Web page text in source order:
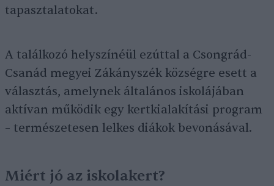
tapasztalatokat.
A találkozó helyszínéül ezúttal a Csongrád-
Csanád megyei Zákányszék községre esett a
választás, amelynek általános iskolájában
aktívan működik egy kertkialakítási program
– természetesen lelkes diákok bevonásával.
Miért jó az iskolakert?